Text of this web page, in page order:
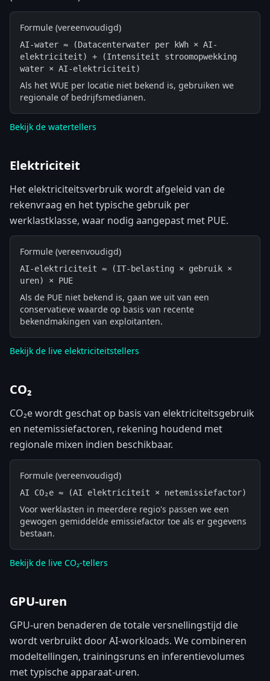
Formule (vereenvoudigd)
AI-water ≈ (Datacenterwater per kWh × AI-
elektriciteit) + (Intensiteit stroomopwekking
water × AI-elektriciteit)
Als het WUE per locatie niet bekend is, gebruiken we
regionale of bedrijfsmedianen.
Bekijk de watertellers
Elektriciteit
Het elektriciteitsverbruik wordt afgeleid van de
rekenvraag en het typische gebruik per
werklastklasse, waar nodig aangepast met PUE.
Formule (vereenvoudigd)
AI-elektriciteit ≈ (IT-belasting × gebruik ×
uren) × PUE
Als de PUE niet bekend is, gaan we uit van een
conservatieve waarde op basis van recente
bekendmakingen van exploitanten.
Bekijk de live elektriciteitstellers
CO₂
CO₂e wordt geschat op basis van elektriciteitsgebruik
en netemissiefactoren, rekening houdend met
regionale mixen indien beschikbaar.
Formule (vereenvoudigd)
AI CO₂e ≈ (AI elektriciteit × netemissiefactor)
Voor werklasten in meerdere regio's passen we een
gewogen gemiddelde emissiefactor toe als er gegevens
bestaan.
Bekijk de live CO₂-tellers
GPU-uren
GPU-uren benaderen de totale versnellingstijd die
wordt verbruikt door AI-workloads. We combineren
modeltellingen, trainingsruns en inferentievolumes
met typische apparaat-uren.